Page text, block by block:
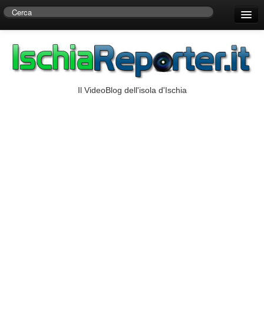
Centro di Ricerche Storiche D’Ambra
Il VideoBlog dell'isola d'Ischia